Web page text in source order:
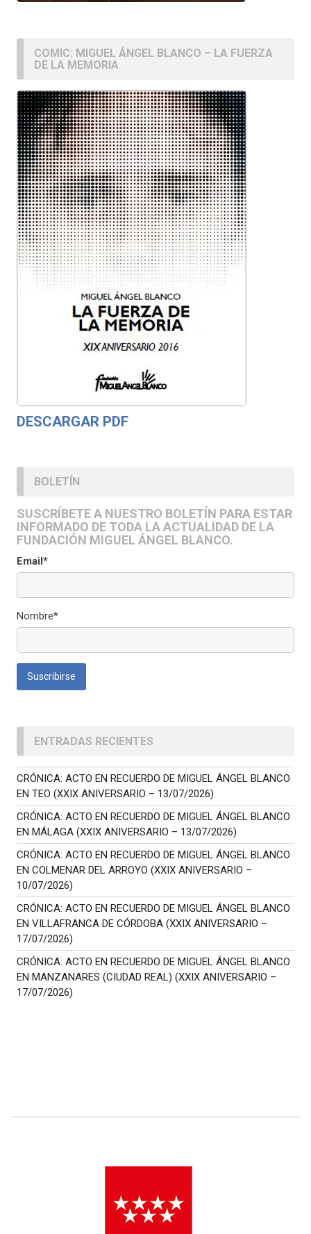
COMIC: MIGUEL ÁNGEL BLANCO – LA FUERZA
DE LA MEMORIA
DESCARGAR PDF
BOLETÍN
SUSCRÍBETE A NUESTRO BOLETÍN PARA ESTAR
INFORMADO DE TODA LA ACTUALIDAD DE LA
FUNDACIÓN MIGUEL ÁNGEL BLANCO.
Email*
Nombre*
ENTRADAS RECIENTES
CRÓNICA: ACTO EN RECUERDO DE MIGUEL ÁNGEL BLANCO
EN TEO (XXIX ANIVERSARIO – 13/07/2026)
CRÓNICA: ACTO EN RECUERDO DE MIGUEL ÁNGEL BLANCO
EN MÁLAGA (XXIX ANIVERSARIO – 13/07/2026)
CRÓNICA: ACTO EN RECUERDO DE MIGUEL ÁNGEL BLANCO
EN COLMENAR DEL ARROYO (XXIX ANIVERSARIO –
10/07/2026)
CRÓNICA: ACTO EN RECUERDO DE MIGUEL ÁNGEL BLANCO
EN VILLAFRANCA DE CÓRDOBA (XXIX ANIVERSARIO –
17/07/2026)
CRÓNICA: ACTO EN RECUERDO DE MIGUEL ÁNGEL BLANCO
EN MANZANARES (CIUDAD REAL) (XXIX ANIVERSARIO –
17/07/2026)